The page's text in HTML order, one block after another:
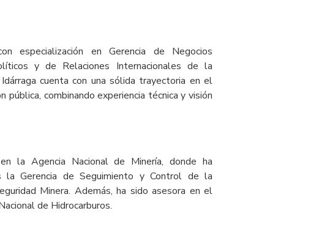
especialización en Gerencia de Negocios
y de Relaciones Internacionales de la
cuenta con una sólida trayectoria en el
combinando experiencia técnica y visión
la Agencia Nacional de Minería, donde ha
la Gerencia de Seguimiento y Control de la
Minera. Además, ha sido asesora en el
de Hidrocarburos.